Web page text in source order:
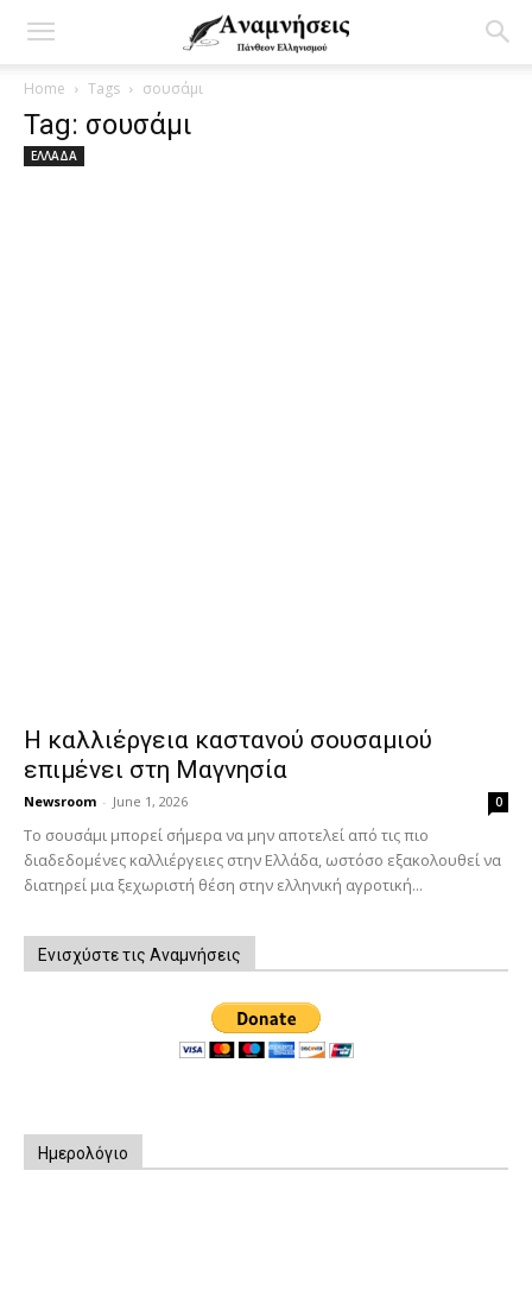
Home Tags σουσάμι
Tag: σουσάμι
ΕΛΛΑΔΑ
Η καλλιέργεια καστανού σουσαμιού
επιμένει στη Μαγνησία
Newsroom - June 1, 2026 0
Το σουσάμι μπορεί σήμερα να μην αποτελεί από τις πιο
διαδεδομένες καλλιέργειες στην Ελλάδα, ωστόσο εξακολουθεί να
διατηρεί μια ξεχωριστή θέση στην ελληνική αγροτική...
Ενισχύστε τις Αναμνήσεις
Ημερολόγιο